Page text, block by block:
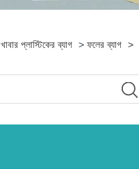
খাবার প্লাস্টিকের ব্যাগ > ফলের ব্যাগ >